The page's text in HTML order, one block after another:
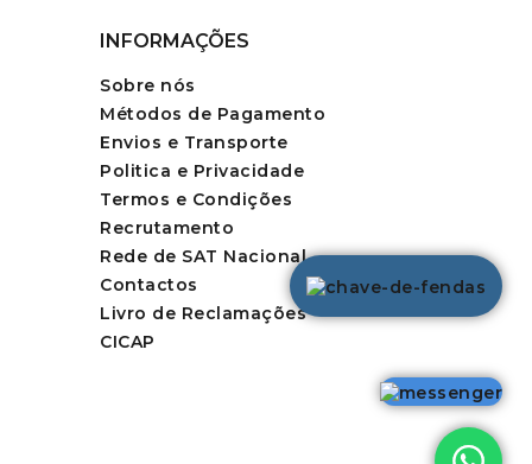
INFORMAÇÕES
Sobre nós
Métodos de Pagamento
Envios e Transporte
Politica e Privacidade
Termos e Condições
Recrutamento
Rede de SAT Nacional
Contactos
Livro de Reclamações
CICAP